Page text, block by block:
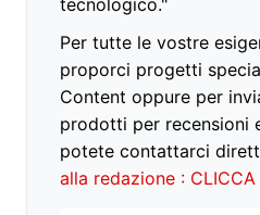
Per tutte le vostre
proporci progetti
Content oppure per
prodotti per recensioni
potete contattarci
alla redazione : CLICCA